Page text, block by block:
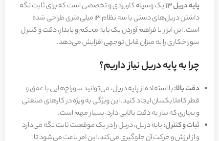
پایه دریل 13
یک وسیله کاربردی و تخصصی است که برای ثابت نگه
داشتن دریل‌های دستی با سه نظام 13 میلی‌متری طراحی شده
است. این ابزار با فراهم آوردن یک پایه محکم و پایدار، دقت و کنترل
سوراخکاری را به میزان قابل توجهی افزایش می‌دهد.
چرا به پایه دریل نیاز داریم؟
دقت بالا:با استفاده از پایه دریل، می‌توانید سوراخ‌هایی با عمق و
قطر کاملا یکسان ایجاد کنید. این ویژگی به ویژه در کارهای صنعتی
و نجاری که نیاز به دقت بالایی دارد، بسیار مهم است.
ثبات و کنترل:پایه دریل، دریل را در یک موقعیت ثابت نگه می‌دارد
و از لرزش و حرکت آن جلوگیری می‌کند. این امر باعث می‌شود تا